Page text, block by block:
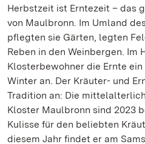
Herbstzeit ist Erntezeit – das
von Maulbronn. Im Umland
pflegten sie Gärten, legten
Reben in den Weinbergen. Im
Klosterbewohner die Ernte
Winter an. Der Kräuter- und
Tradition an: Die
Kloster Maulbronn sind 2023
Kulisse für den beliebten
diesem Jahr findet er am